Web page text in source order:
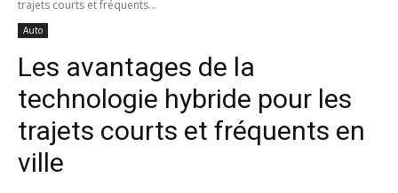
trajets courts et fréquents...
Auto
Les avantages de la
technologie hybride pour les
trajets courts et fréquents en
ville